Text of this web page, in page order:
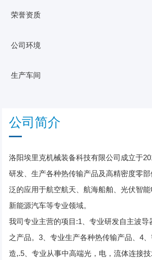
荣誉资质
公司环境
生产车间
公司简介
洛阳埃里克机械装备科技有限公司成立于
研发、生产各种热传输产品及高精密度零
泛的应用于航空航天、航海船舶、光伏智能
新能源汽车等专业领域。
我司专业主营的项目:1、专业研发自主波导
之产品。3、专业生产各种热传输产品、4
造,.5、专业从事中高端光，电，流体连接